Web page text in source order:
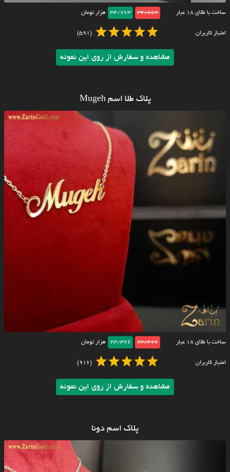
ساخت با طلای ۱۸ عیار 34/863
34/763 هزار تومان
امتیاز کاربران (591)
مشاهده و سفارش از روی این نمونه
پلاک طلا اسم Mugeh
ساخت با طلای ۱۸ عیار 23/426
23/326 هزار تومان
امتیاز کاربران (916)
مشاهده و سفارش از روی این نمونه
پلاک اسم دونا